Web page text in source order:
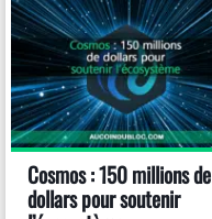
Cosmos : 150 millions de
dollars pour soutenir